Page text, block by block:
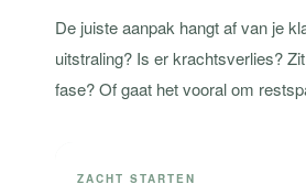
De juiste aanpak hangt af van je
uitstraling? Is er krachtsverlies?
fase? Of gaat het vooral om
ZACHT STARTEN